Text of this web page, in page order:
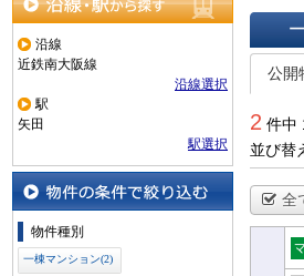
沿線・駅から探す
沿線
近鉄南大阪線
沿線選択
駅
矢田
駅選択
物件の条件で絞り込む
物件種別
一棟マンション(2)
一覧で
公開
2 件中
並び替
全